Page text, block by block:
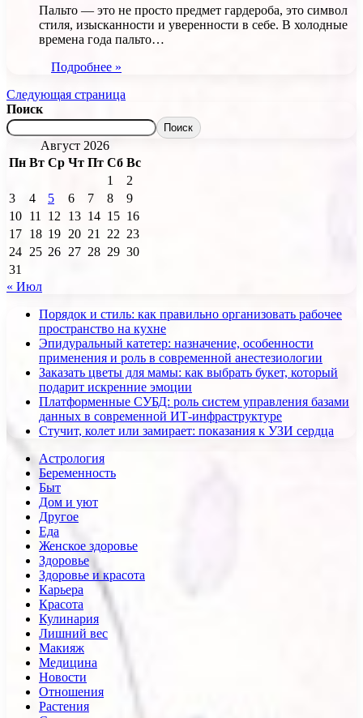
Пальто — это не просто предмет гардероба, это символ
стиля, изысканности и уверенности в себе. В холодные
времена года пальто…
Подробнее »
Следующая страница
Поиск
Поиск
Август 2026
Пн Вт Ср Чт Пт Сб Вс
1
2
3
4 5 6 7 8
9
10 11 12 13 14 15 16
17 18 19 20 21 22 23
24 25 26 27 28 29 30
31
« Июл
Порядок и стиль: как правильно организовать рабочее
пространство на кухне
Эпидуральный катетер: назначение, особенности
применения и роль в современной анестезиологии
Заказать цветы для мамы: как выбрать букет, который
подарит искренние эмоции
Платформенные СУБД: роль систем управления базами
данных в современной ИТ-инфраструктуре
Стучит, колет или замирает: показания к УЗИ сердца
Астрология
Беременность
Быт
Дом и уют
Другое
Еда
Женское здоровье
Здоровье
Здоровье и красота
Карьера
Красота
Кулинария
Лишний вес
Макияж
Медицина
Новости
Отношения
Растения